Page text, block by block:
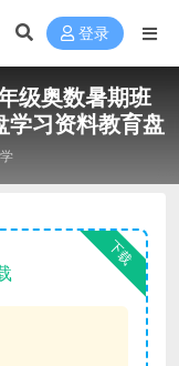
登录
级奥数暑期班
学习资料教育盘
下载